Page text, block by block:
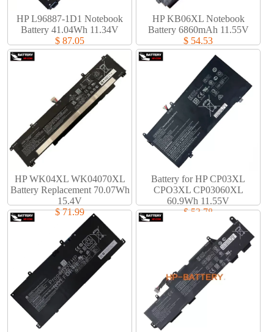
HP L96887-1D1 Notebook
Battery 41.04Wh 11.34V
$ 87.05
HP KB06XL Notebook
Battery 6860mAh 11.55V
$ 54.53
HP WK04XL WK04070XL
Battery Replacement 70.07Wh
15.4V
$ 71.99
Battery for HP CP03XL
CPO3XL CP03060XL
60.9Wh 11.55V
$ 53.78